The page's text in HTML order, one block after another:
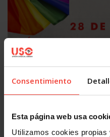
Consentimiento
Esta página web usa
Utilizamos cookies
Igualdad
Discriminación LGTBIQ+:
identidad en el trabajo